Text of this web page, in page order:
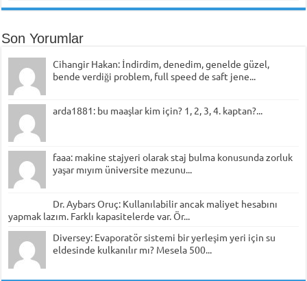
Son Yorumlar
Cihangir Hakan: İndirdim, denedim, genelde güzel,
bende verdiği problem, full speed de saft jene...
arda1881: bu maaşlar kim için? 1, 2, 3, 4. kaptan?...
faaa: makine stajyeri olarak staj bulma konusunda zorluk
yaşar mıyım üniversite mezunu...
Dr. Aybars Oruç: Kullanılabilir ancak maliyet hesabını
yapmak lazım. Farklı kapasitelerde var. Ör...
Diversey: Evaporatör sistemi bir yerleşim yeri için su
eldesinde kulkanılır mı? Mesela 500...